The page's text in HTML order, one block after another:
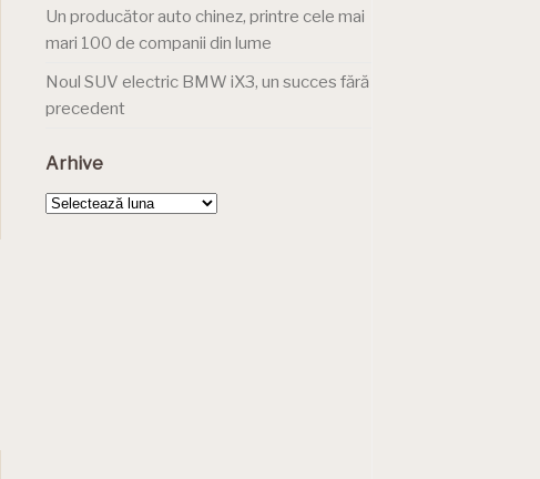
Un producător auto chinez, printre cele mai
mari 100 de companii din lume
Noul SUV electric BMW iX3, un succes fără
precedent
Arhive
Arhive